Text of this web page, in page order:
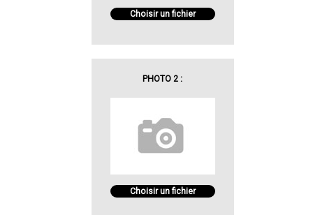
Choisir un fichier
PHOTO 2 :
Choisir un fichier